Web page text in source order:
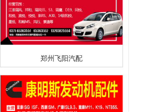
郑州飞阳汽配